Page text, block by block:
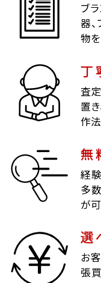
ブ
器
物
丁
査
置
作
無
経
多
が
選
お
張